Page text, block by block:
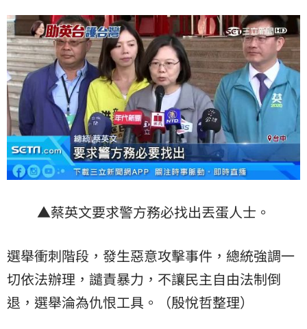
▲蔡英文要求警方務必找出丟蛋人士。
選舉衝刺階段，發生惡意攻擊事件，總統強調一
切依法辦理，譴責暴力，不讓民主自由法制倒
退，選舉淪為仇恨工具。（殷悅哲整理）